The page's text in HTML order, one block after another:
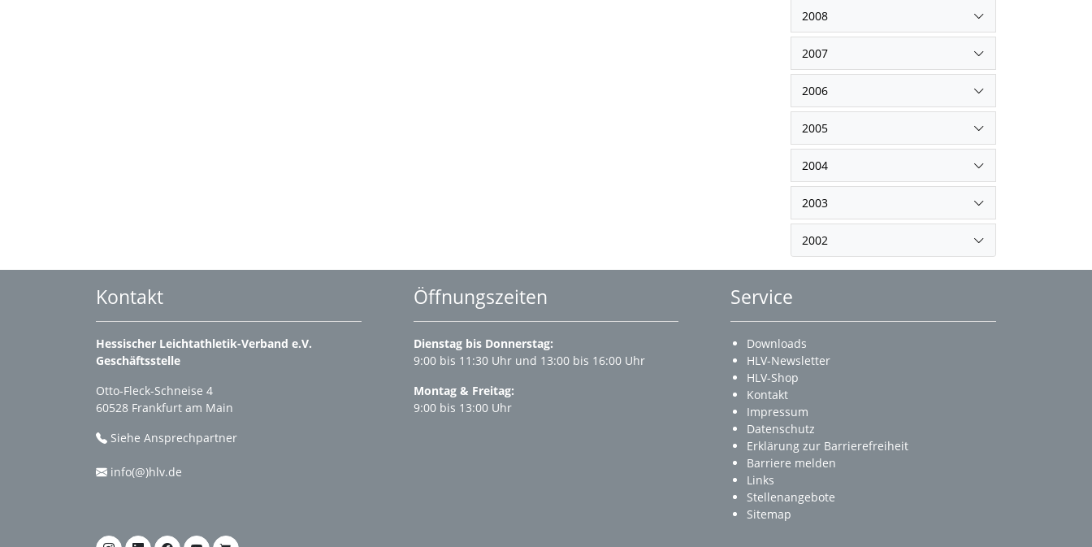
2008
2007
2006
2005
2004
2003
2002
Kontakt
Hessischer Leichtathletik-Verband e.V.
Geschäftsstelle
Otto-Fleck-Schneise 4
60528 Frankfurt am Main
Siehe Ansprechpartner
info(@)hlv.de
Öffnungszeiten
Dienstag bis Donnerstag:
9:00 bis 11:30 Uhr und 13:00 bis 16:00 Uhr
Montag & Freitag:
9:00 bis 13:00 Uhr
Service
Downloads
HLV-Newsletter
HLV-Shop
Kontakt
Impressum
Datenschutz
Erklärung zur Barrierefreiheit
Barriere melden
Links
Stellenangebote
Sitemap